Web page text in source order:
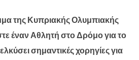
της Κυπριακής Ολυμπιακής
έναν Αθλητή στο Δρόμο για το
σημαντικές χορηγίες για